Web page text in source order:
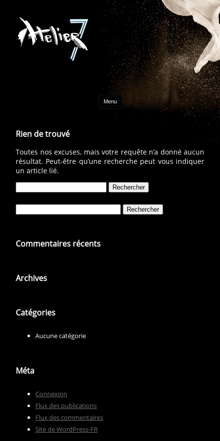
Menu Aller au contenu
Rien de trouvé
Toutes nos excuses, mais votre requête n’a donné aucun
résultat. Peut-être qu’une recherche peut vous indiquer
un article lié.
Commentaires récents
Archives
Catégories
Aucune catégorie
Méta
Connexion
Flux des publications
Flux des commentaires
Site de WordPress-FR